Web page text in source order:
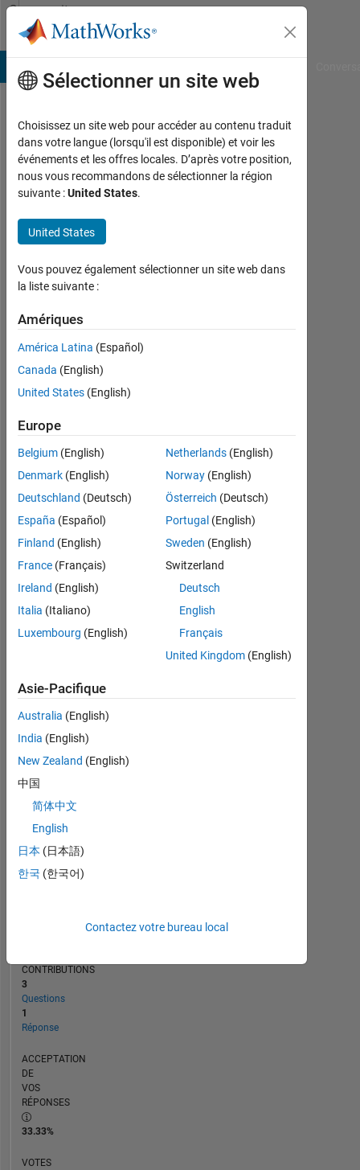
Passer au contenu
Community
Profile
jihen
aouni
depuis
2012
Followers:
0
Following:
Follow
Statistiques
CONTRIBUTIONS
-2
-1
0
1
4
5
09/12
03/14
09/15
03/17
09/18
03/20
09/21
03/23
09/24
03/26
05/14
01/16
09/17
05/19
01/21
09/22
05/24
01/26
120
097
302
CONTRIBUTIONS
3
Questions
1
Réponse
ACCEPTATION
DE
VOS
RÉPONSES
33.33%
VOTES
Sélectionner un site web
Choisissez un site web pour accéder au contenu traduit
dans votre langue (lorsqu'il est disponible) et voir les
événements et les offres locales. D’après votre position,
nous vous recommandons de sélectionner la région
suivante :United States.
United States
Vous pouvez également sélectionner un site web dans
la liste suivante :
Amériques
América Latina (Español)
Canada (English)
United States (English)
Europe
Belgium (English)
Denmark (English)
Deutschland (Deutsch)
España (Español)
Finland (English)
France (Français)
Ireland (English)
Italia (Italiano)
Luxembourg (English)
Netherlands(English)
Norway(English)
Österreich (Deutsch)
Portugal (English)
Sweden (English)
Switzerland
Deutsch
English
Français
United Kingdom(English)
Asie-Pacifique
Australia (English)
India (English)
New Zealand (English)
中国
简体中文
English
日本 (日本語)
한국 (한국어)
Contactez votre bureau local